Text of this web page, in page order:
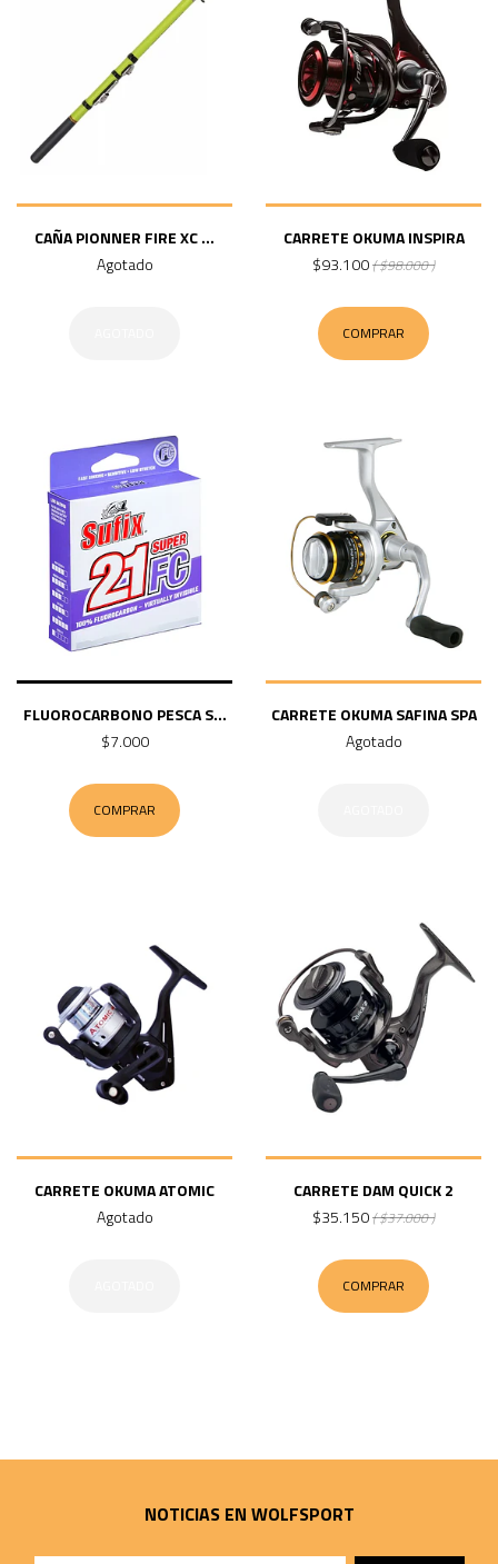
CAÑA PIONNER FIRE XC ...
Agotado
CARRETE OKUMA INSPIRA
$93.100( $98.000 )
COMPRAR
FLUOROCARBONO PESCA S...
$7.000
COMPRAR
CARRETE OKUMA SAFINA SPA
Agotado
CARRETE OKUMA ATOMIC
Agotado
CARRETE DAM QUICK 2
$35.150( $37.000 )
COMPRAR
NOTICIAS EN WOLFSPORT